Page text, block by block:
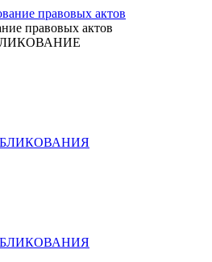
правовых актов